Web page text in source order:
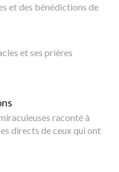
et des bénédictions de
et ses prières
raconté à
directs de ceux qui ont